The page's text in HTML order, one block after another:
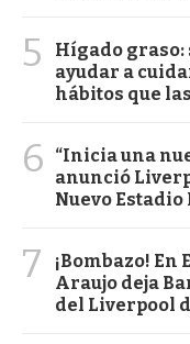
5
Hígado graso:
ayudar a
hábitos que
6
“Inicia una
anunció
Nuevo
7
¡Bombazo!
Araujo deja
del Liverpool